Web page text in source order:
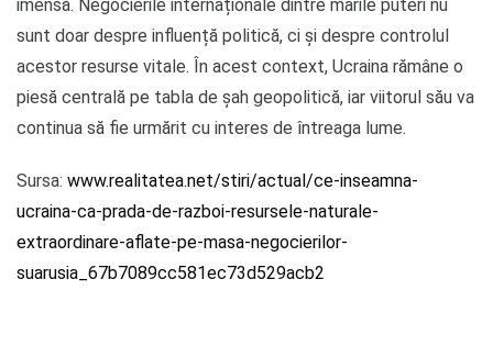
imensă. Negocierile internaționale dintre marile puteri nu
sunt doar despre influență politică, ci și despre controlul
acestor resurse vitale. În acest context, Ucraina rămâne o
piesă centrală pe tabla de șah geopolitică, iar viitorul său va
continua să fie urmărit cu interes de întreaga lume.
Sursa: www.realitatea.net/stiri/actual/ce-inseamna-
ucraina-ca-prada-de-razboi-resursele-naturale-
extraordinare-aflate-pe-masa-negocierilor-
suarusia_67b7089cc581ec73d529acb2